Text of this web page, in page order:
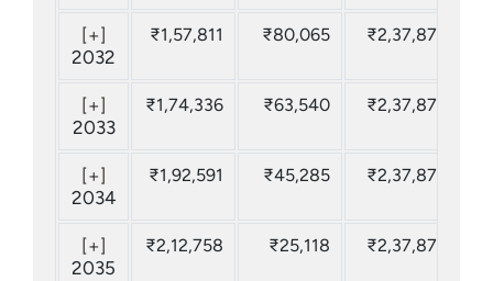
[+]
2032
₹1,57,811 ₹80,065 ₹2,37,876
[+]
2033
₹1,74,336 ₹63,540 ₹2,37,876
[+]
2034
₹1,92,591 ₹45,285 ₹2,37,876
[+]
2035
₹2,12,758 ₹25,118 ₹2,37,876